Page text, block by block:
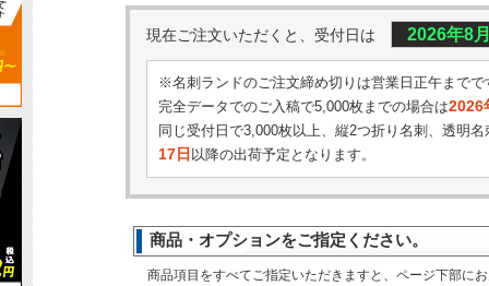
現在ご注文いただくと、受付日は 2026年8
※名刺ランドのご注文締め切りは営業日正午までで
完全データでのご入稿で5,000枚までの場合は2026
同じ受付日で3,000枚以上、縦2つ折り名刺、透明名
17日 以降の出荷予定となります。
商品・オプションをご指定ください。
商品項目をすべてご指定いただきますと、ページ下部に